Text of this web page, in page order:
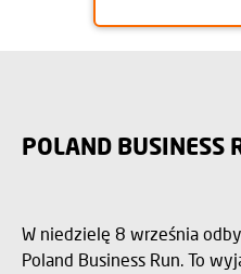
POLAND BUSINESS
W niedzielę 8 września
Poland Business Run. To